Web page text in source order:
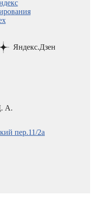
Яндекс.Дзен
А.
пер.11/2а